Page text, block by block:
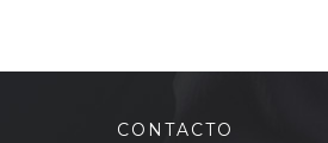
CONTACTO